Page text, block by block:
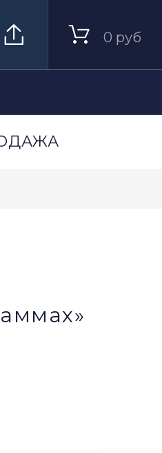
0 руб